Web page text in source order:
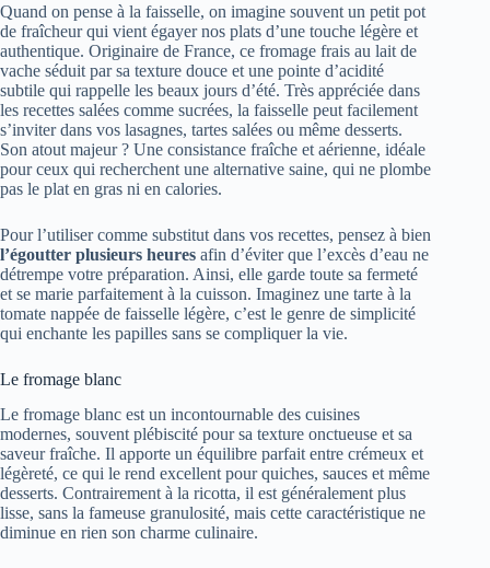
Quand on pense à la faisselle, on imagine souvent un petit pot
de fraîcheur qui vient égayer nos plats d’une touche légère et
authentique. Originaire de France, ce fromage frais au lait de
vache séduit par sa texture douce et une pointe d’acidité
subtile qui rappelle les beaux jours d’été. Très appréciée dans
les recettes salées comme sucrées, la faisselle peut facilement
s’inviter dans vos lasagnes, tartes salées ou même desserts.
Son atout majeur ? Une consistance fraîche et aérienne, idéale
pour ceux qui recherchent une alternative saine, qui ne plombe
pas le plat en gras ni en calories.
Pour l’utiliser comme substitut dans vos recettes, pensez à bien
l’égoutter plusieurs heures afin d’éviter que l’excès d’eau ne
détrempe votre préparation. Ainsi, elle garde toute sa fermeté
et se marie parfaitement à la cuisson. Imaginez une tarte à la
tomate nappée de faisselle légère, c’est le genre de simplicité
qui enchante les papilles sans se compliquer la vie.
Le fromage blanc
Le fromage blanc est un incontournable des cuisines
modernes, souvent plébiscité pour sa texture onctueuse et sa
saveur fraîche. Il apporte un équilibre parfait entre crémeux et
légèreté, ce qui le rend excellent pour quiches, sauces et même
desserts. Contrairement à la ricotta, il est généralement plus
lisse, sans la fameuse granulosité, mais cette caractéristique ne
diminue en rien son charme culinaire.